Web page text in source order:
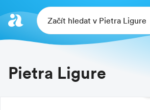
Začít hledat v Pietra Ligure
Pietra Ligure